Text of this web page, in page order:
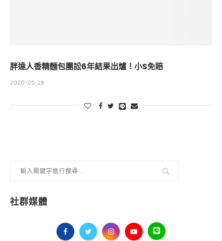
胖達人香精麵包團訟6年結果出爐！小S免賠
2020-05-28
社群媒體